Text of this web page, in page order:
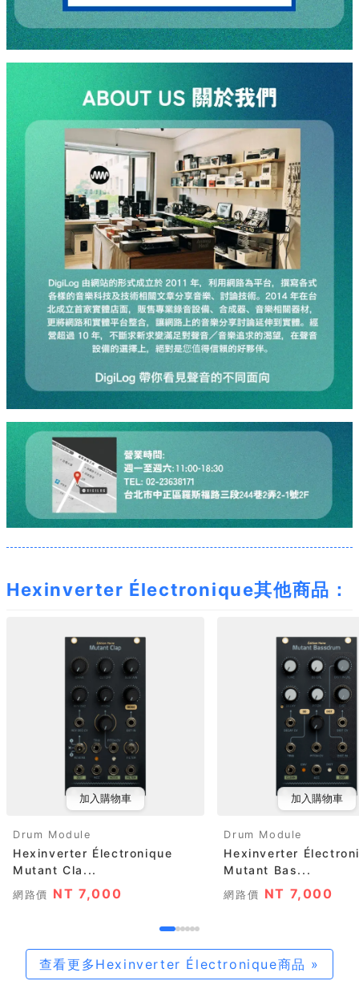
Hexinverter Électronique其他商品：
加入購物車
Drum Module
Hexinverter Électronique
Mutant Cla...
網路價 NT 7,000
加入購物車
Drum Module
Hexinverter
Mutant Bas...
網路價 NT 7,000
查看更多Hexinverter Électronique商品 »